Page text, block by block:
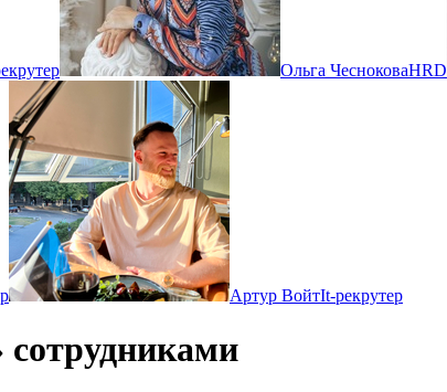
Ольга ЧесноковаHRD
Артур ВойтIt-рекрутер